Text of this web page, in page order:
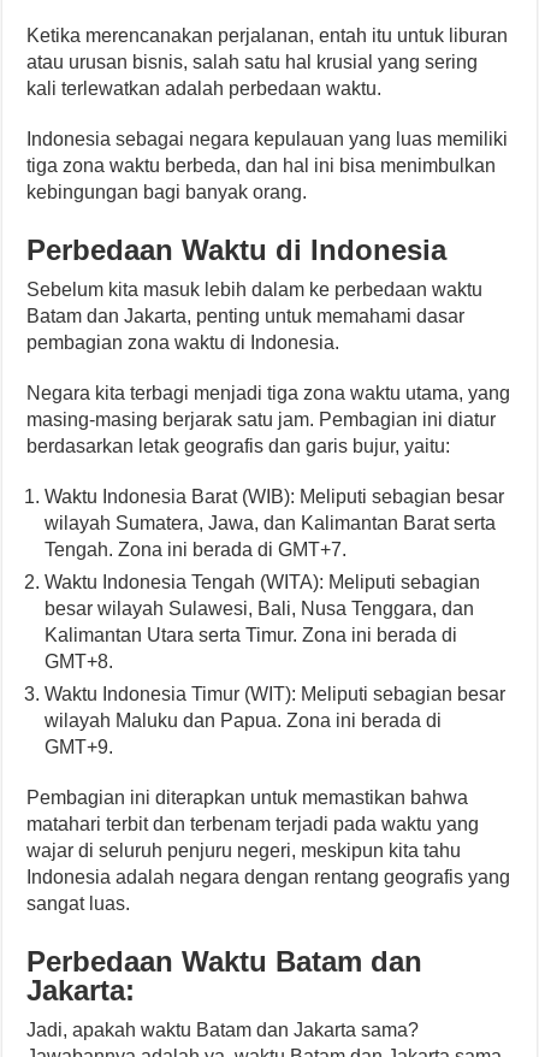
Ketika merencanakan perjalanan, entah itu untuk liburan
atau urusan bisnis, salah satu hal krusial yang sering
kali terlewatkan adalah perbedaan waktu.
Indonesia sebagai negara kepulauan yang luas memiliki
tiga zona waktu berbeda, dan hal ini bisa menimbulkan
kebingungan bagi banyak orang.
Perbedaan Waktu di Indonesia
Sebelum kita masuk lebih dalam ke perbedaan waktu
Batam dan Jakarta, penting untuk memahami dasar
pembagian zona waktu di Indonesia.
Negara kita terbagi menjadi tiga zona waktu utama, yang
masing-masing berjarak satu jam. Pembagian ini diatur
berdasarkan letak geografis dan garis bujur, yaitu:
Waktu Indonesia Barat (WIB): Meliputi sebagian besar
wilayah Sumatera, Jawa, dan Kalimantan Barat serta
Tengah. Zona ini berada di GMT+7.
Waktu Indonesia Tengah (WITA): Meliputi sebagian
besar wilayah Sulawesi, Bali, Nusa Tenggara, dan
Kalimantan Utara serta Timur. Zona ini berada di
GMT+8.
Waktu Indonesia Timur (WIT): Meliputi sebagian besar
wilayah Maluku dan Papua. Zona ini berada di
GMT+9.
Pembagian ini diterapkan untuk memastikan bahwa
matahari terbit dan terbenam terjadi pada waktu yang
wajar di seluruh penjuru negeri, meskipun kita tahu
Indonesia adalah negara dengan rentang geografis yang
sangat luas.
Perbedaan Waktu Batam dan
Jakarta:
Jadi, apakah waktu Batam dan Jakarta sama?